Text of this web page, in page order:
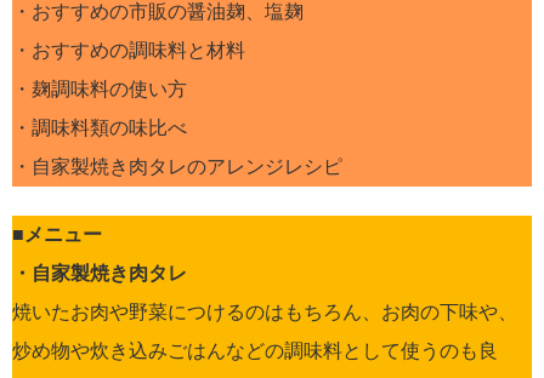
・おすすめの市販の醤油麹、塩麹
・おすすめの調味料と材料
・麹調味料の使い方
・調味料類の味比べ
・自家製焼き肉タレのアレンジレシピ
■メニュー
・自家製焼き肉タレ
焼いたお肉や野菜につけるのはもちろん、お肉の下味や、
炒め物や炊き込みごはんなどの調味料として使うのも良